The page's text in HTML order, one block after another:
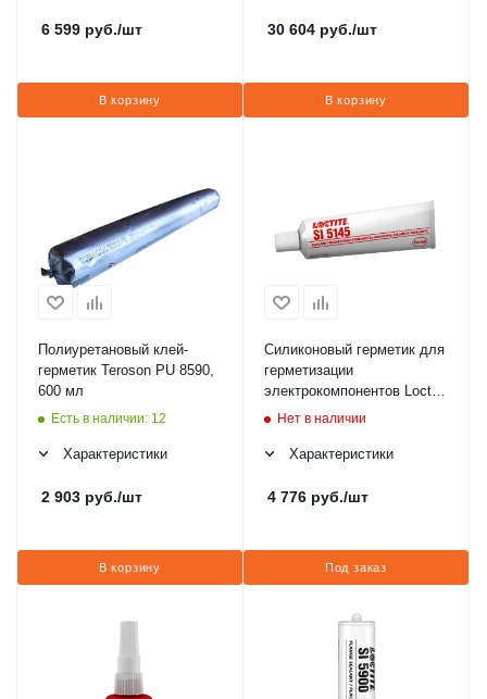
6 599 руб./шт
В корзину
30 604 руб./шт
В корзину
Полиуретановый клей-
герметик Teroson PU 8590,
600 мл
Есть в наличии: 12
Характеристики
2 903 руб./шт
В корзину
Силиконовый герметик для
герметизации
электрокомпонентов Loctite
SI 5145 TB40ML
Нет в наличии
Характеристики
4 776 руб./шт
Под заказ